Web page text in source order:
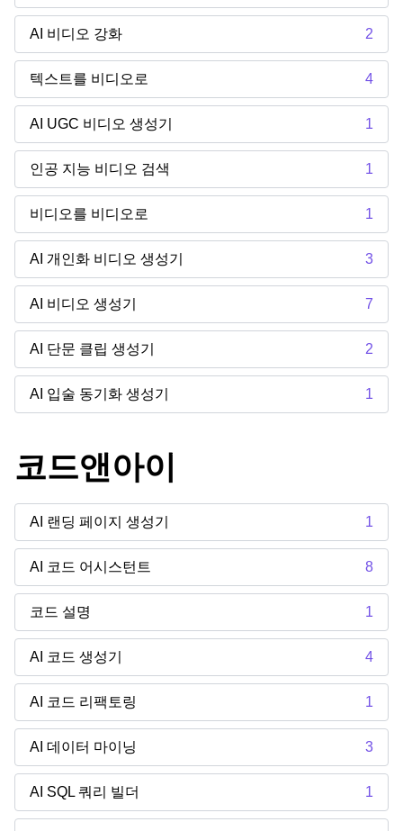
AI 비디오 강화 2
텍스트를 비디오로 4
AI UGC 비디오 생성기 1
인공 지능 비디오 검색 1
비디오를 비디오로 1
AI 개인화 비디오 생성기 3
AI 비디오 생성기 7
AI 단문 클립 생성기 2
AI 입술 동기화 생성기 1
코드앤아이
AI 랜딩 페이지 생성기 1
AI 코드 어시스턴트 8
코드 설명 1
AI 코드 생성기 4
AI 코드 리팩토링 1
AI 데이터 마이닝 3
AI SQL 쿼리 빌더 1